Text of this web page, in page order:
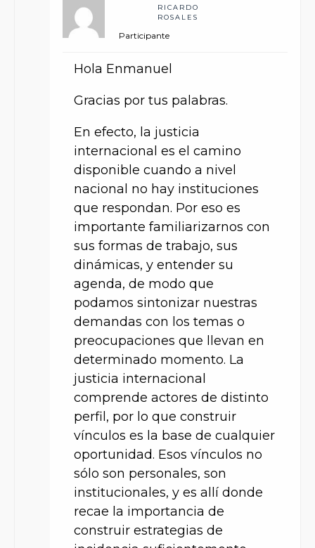
RICARDO
ROSALES
Participante
Hola Enmanuel
Gracias por tus palabras.
En efecto, la justicia
internacional es el camino
disponible cuando a nivel
nacional no hay instituciones
que respondan. Por eso es
importante familiarizarnos con
sus formas de trabajo, sus
dinámicas, y entender su
agenda, de modo que
podamos sintonizar nuestras
demandas con los temas o
preocupaciones que llevan en
determinado momento. La
justicia internacional
comprende actores de distinto
perfil, por lo que construir
vínculos es la base de cualquier
oportunidad. Esos vínculos no
sólo son personales, son
institucionales, y es allí donde
recae la importancia de
construir estrategias de